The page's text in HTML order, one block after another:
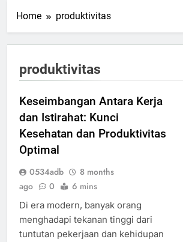
Home produktivitas
produktivitas
Keseimbangan Antara Kerja
dan Istirahat: Kunci
Kesehatan dan Produktivitas
Optimal
0534adb
8 months
ago
0 6 mins
Di era modern, banyak orang
menghadapi tekanan tinggi dari
tuntutan pekerjaan dan kehidupan